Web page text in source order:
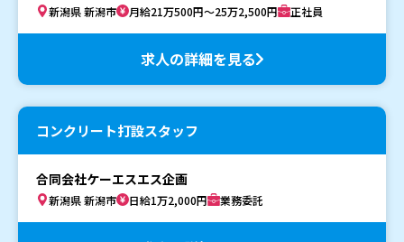
新潟県 新潟市 月給21万500円～25万2,500円 正社員
求人の詳細を見る
コンクリート打設スタッフ
合同会社ケーエスエス企画
新潟県 新潟市 日給1万2,000円 業務委託